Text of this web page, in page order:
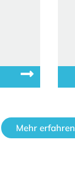
Mehr erfahren